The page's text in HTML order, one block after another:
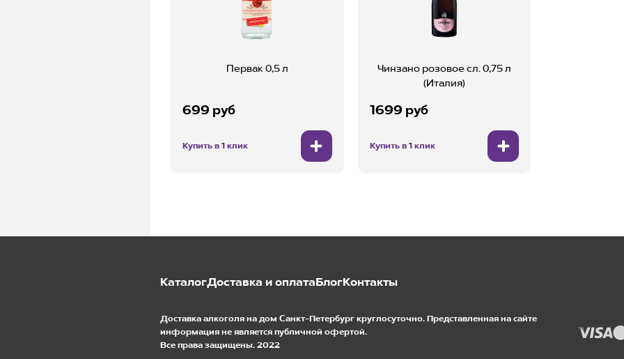
Первак 0,5 л
699 руб
Купить в 1 клик
Чинзано розовое сл. 0,75 л
(Италия)
1699 руб
Купить в 1 клик
КаталогДоставка и оплатаБлогКонтакты
Доставка алкоголя на дом Санкт-Петербург круглосуточно. Представленная на сайте
информация не является публичной офертой.
Все права защищены. 2022